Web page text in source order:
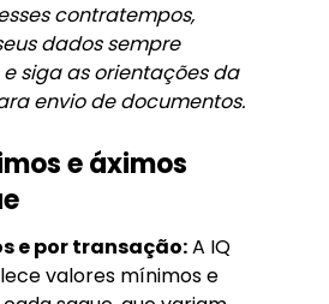
contratempos,
dados sempre
siga as orientações da
envio de documentos.
e áximos
e por transação:A IQ
valores mínimos e